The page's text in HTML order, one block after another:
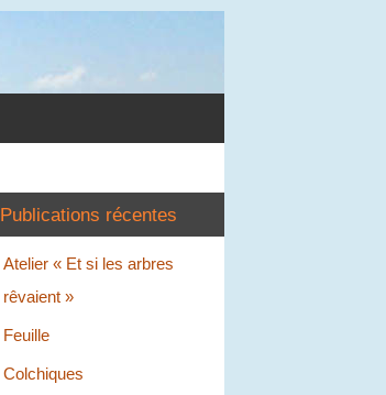
Publications récentes
Atelier « Et si les arbres
rêvaient »
Feuille
Colchiques